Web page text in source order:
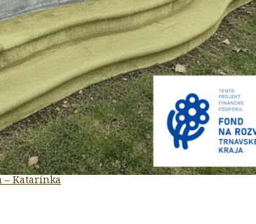
– Katarínka